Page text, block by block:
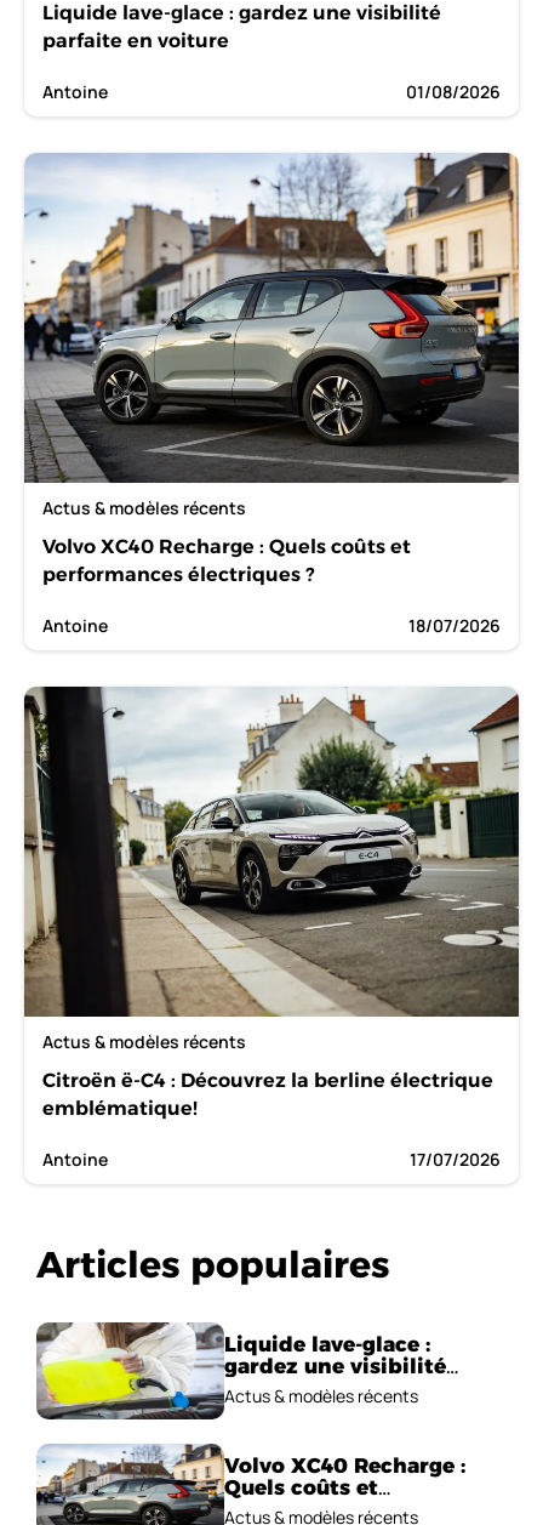
Liquide lave-glace : gardez une visibilité
parfaite en voiture
Antoine 01/08/2026
Actus & modèles récents
Volvo XC40 Recharge : Quels coûts et
performances électriques ?
Antoine 18/07/2026
Actus & modèles récents
Citroën ë-C4 : Découvrez la berline électrique
emblématique!
Antoine 17/07/2026
Articles populaires
Liquide lave-glace :
gardez une visibilité
parfaite en voiture
Actus & modèles récents
Volvo XC40 Recharge :
Quels coûts et
performances
Actus & modèles récents